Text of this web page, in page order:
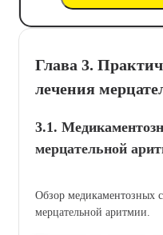
Глава 3.
лечения
3.1.
мерцательной
Обзор медикаментозных
мерцательной аритмии.